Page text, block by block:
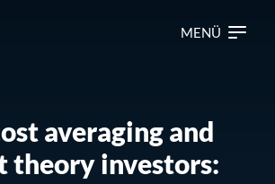
MENÜ
averaging and
theory investors: